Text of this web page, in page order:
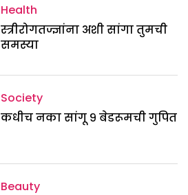
Health
स्त्रीरोगतज्ज्ञांना अशी सांगा तुमची
समस्या
Society
कधीच नका सांगू ९ बेडरूमची गुपित
Beauty